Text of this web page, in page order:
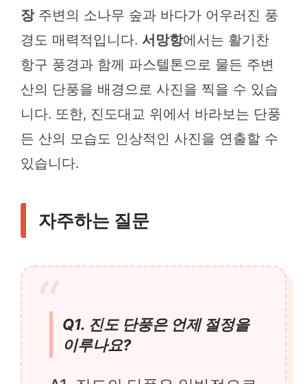
장주변의 소나무 숲과 바다가 어우러진 풍
경도 매력적입니다. 서망항에서는 활기찬
항구 풍경과 함께 파스텔톤으로 물든 주변
산의 단풍을 배경으로 사진을 찍을 수 있습
니다. 또한, 진도대교 위에서 바라보는 단풍
든 산의 모습도 인상적인 사진을 연출할 수
있습니다.
자주하는 질문
Q1. 진도 단풍은 언제 절정을
이루나요?